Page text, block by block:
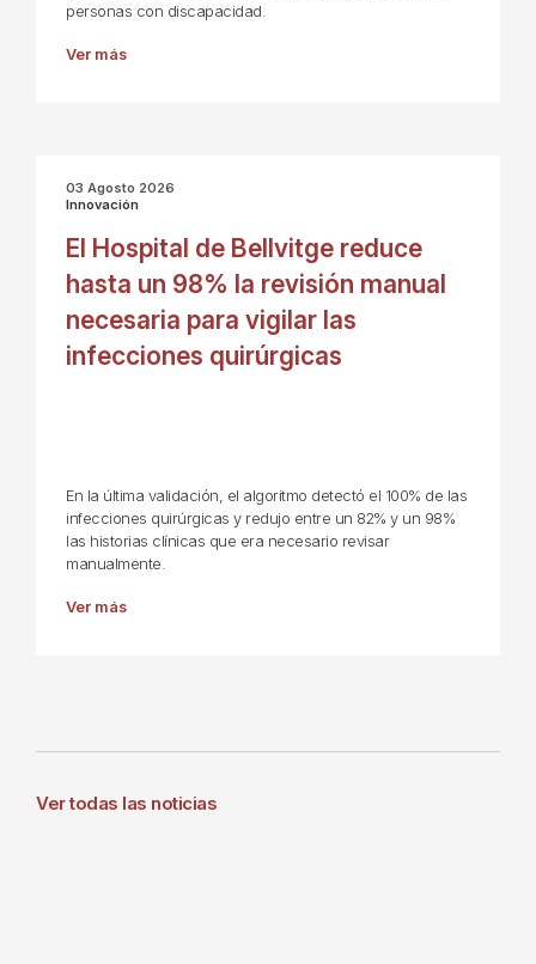
personas con discapacidad.
Ver más
03 Agosto 2026
Innovación
El Hospital de Bellvitge reduce
hasta un 98% la revisión manual
necesaria para vigilar las
infecciones quirúrgicas
En la última validación, el algoritmo detectó el 100% de las
infecciones quirúrgicas y redujo entre un 82% y un 98%
las historias clínicas que era necesario revisar
manualmente.
Ver más
Ver todas las noticias